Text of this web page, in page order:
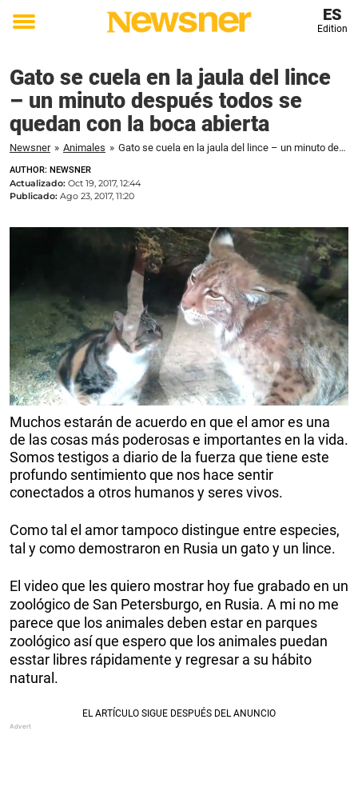
Toggle
ES
Edition
Gato se cuela en la jaula del lince
– un minuto después todos se
quedan con la boca abierta
Newsner » Animales » Gato se cuela en la jaula del lince – un minuto después todos se quedan con la boca abierta
AUTHOR: NEWSNER
Actualizado: Oct 19, 2017, 12:44
Publicado: Ago 23, 2017, 11:20
Muchos estarán de acuerdo en que el amor es una
de las cosas más poderosas e importantes en la vida.
Somos testigos a diario de la fuerza que tiene este
profundo sentimiento que nos hace sentir
conectados a otros humanos y seres vivos.
Como tal el amor tampoco distingue entre especies,
tal y como demostraron en Rusia un gato y un lince.
El video que les quiero mostrar hoy fue grabado en un
zoológico de San Petersburgo, en Rusia. A mi no me
parece que los animales deben estar en parques
zoológico así que espero que los animales puedan
esstar libres rápidamente y regresar a su hábito
natural.